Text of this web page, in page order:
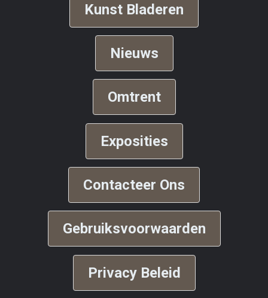
Kunst Bladeren
Nieuws
Omtrent
Exposities
Contacteer Ons
Gebruiksvoorwaarden
Privacy Beleid